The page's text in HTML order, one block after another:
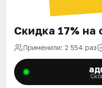
Скидка 17% на
Применили: 2 554 раз